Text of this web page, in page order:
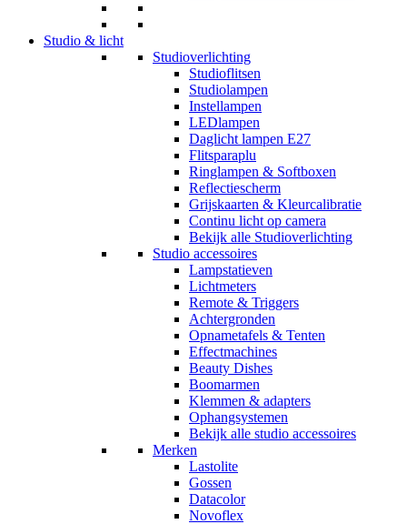
Studio & licht
Studioverlichting
Studioflitsen
Studiolampen
Instellampen
LEDlampen
Daglicht lampen E27
Flitsparaplu
Ringlampen & Softboxen
Reflectiescherm
Grijskaarten & Kleurcalibratie
Continu licht op camera
Bekijk alle Studioverlichting
Studio accessoires
Lampstatieven
Lichtmeters
Remote & Triggers
Achtergronden
Opnametafels & Tenten
Effectmachines
Beauty Dishes
Boomarmen
Klemmen & adapters
Ophangsystemen
Bekijk alle studio accessoires
Merken
Lastolite
Gossen
Datacolor
Novoflex